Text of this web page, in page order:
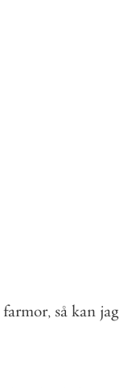
farmor, så kan jag